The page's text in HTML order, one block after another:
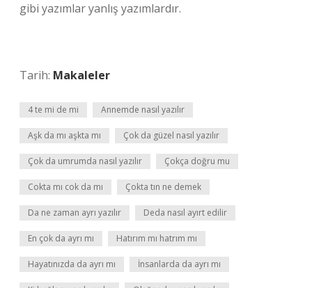
gibi yazımlar yanlış yazımlardır.
Tarih: Makaleler
4 te mi de mi Annemde nasıl yazılır
Aşk da mı aşkta mı Çok da güzel nasıl yazılır
Çok da umrumda nasıl yazılır Çokça doğru mu
Cokta mı cok da mı Çokta tın ne demek
Da ne zaman ayrı yazılır Deda nasıl ayırt edilir
En çok da ayrı mı Hatırım mı hatrım mı
Hayatınızda da ayrı mı İnsanlarda da ayrı mı